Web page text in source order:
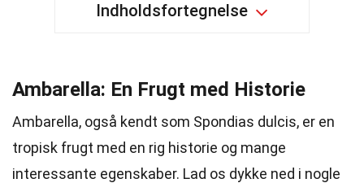
Indholdsfortegnelse
Ambarella: En Frugt med Historie
Ambarella, også kendt som Spondias dulcis, er en
tropisk frugt med en rig historie og mange
interessante egenskaber. Lad os dykke ned i nogle